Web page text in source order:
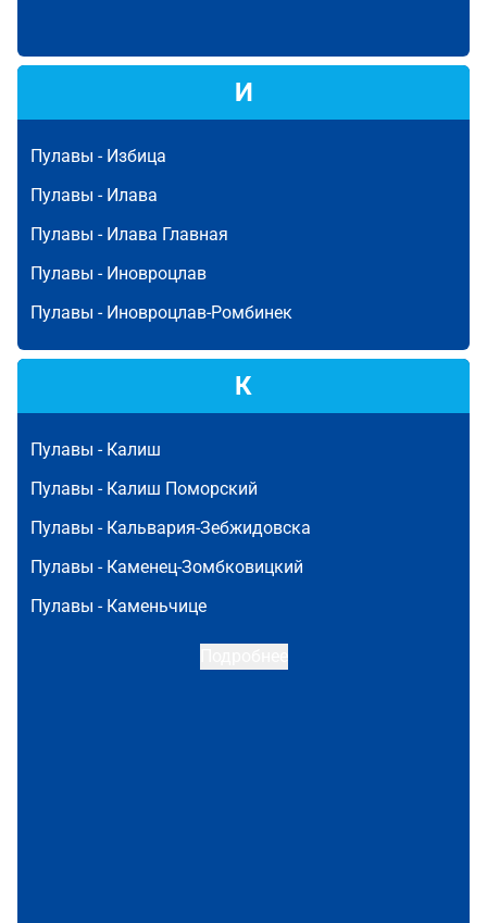
И
Пулавы - Избица
Пулавы - Илава
Пулавы - Илава Главная
Пулавы - Иновроцлав
Пулавы - Иновроцлав-Ромбинек
К
Пулавы - Калиш
Пулавы - Калиш Поморский
Пулавы - Кальвария-Зебжидовска
Пулавы - Каменец-Зомбковицкий
Пулавы - Каменьчице